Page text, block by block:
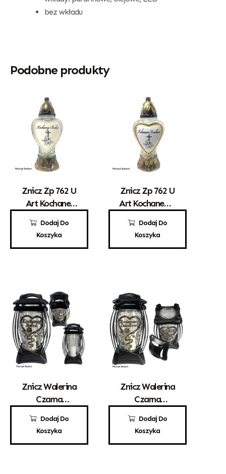
bez wkładu
Podobne produkty
Dodaj Do
Koszyka
Znicz Zp 762 U
Art Kochanej
12,50 zł
Dodaj Do
Koszyka
Znicz Zp 762 U
Art Kochanemu
12,50 zł
Dodaj Do
Koszyka
Znicz Walerina
Czarna
29,00 zł
Dodaj Do
Koszyka
Znicz Walerina
Czarna
Dziadkowi
29,00 zł